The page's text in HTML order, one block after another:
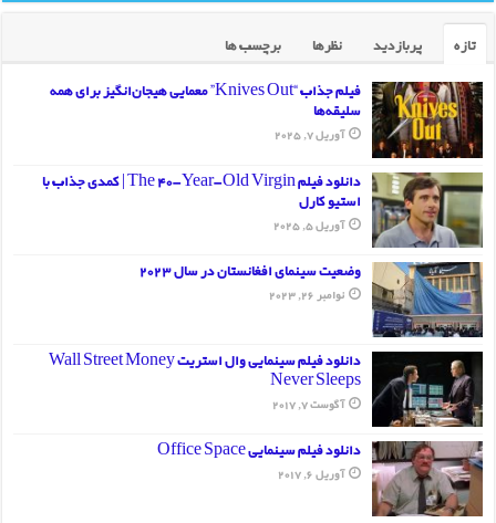
تازه پربازدید نظرها
برچسب ها
فیلم جذاب “Knives Out” معمایی هیجان‌انگیز برای همه
سلیقه‌ها
آوریل 7, 2025
دانلود فیلم The 40-Year-Old Virgin | کمدی جذاب با
استیو کارل
آوریل 5, 2025
وضعیت سینمای افغانستان در سال 2023
نوامبر 26, 2023
دانلود فیلم سینمایی وال استریت Wall Street Money
Never Sleeps
آگوست 7, 2017
دانلود فیلم سینمایی Office Space
آوریل 6, 2017